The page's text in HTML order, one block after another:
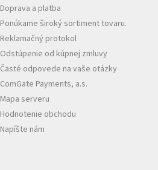
Doprava a platba
Ponúkame široký sortiment tovaru.
Reklamačný protokol
Odstúpenie od kúpnej zmluvy
Časté odpovede na vaše otázky
ComGate Payments, a.s.
Mapa serveru
Hodnotenie obchodu
Napíšte nám